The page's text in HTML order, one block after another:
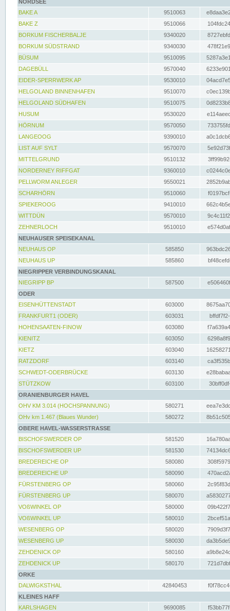
NORDSEE
BAKE A
9510063
BAKE Z
9510066
BORKUM FISCHERBALJE
9340020
BORKUM SÜDSTRAND
9340030
BÜSUM
9510095
DAGEBÜLL
9570040
EIDER-SPERRWERK AP
9530010
HELGOLAND BINNENHAFEN
9510070
HELGOLAND SÜDHAFEN
9510075
HUSUM
9530020
HÖRNUM
9570050
LANGEOOG
9390010
LIST AUF SYLT
9570070
MITTELGRUND
9510132
NORDERNEY RIFFGAT
9360010
PELLWORM ANLEGER
9550021
SCHARHÖRN
9510060
SPIEKEROOG
9410010
WITTDÜN
9570010
ZEHNERLOCH
9510010
NEUHAUSER SPEISEKANAL
NEUHAUS OP
585850
NEUHAUS UP
585860
NIEGRIPPER VERBINDUNGSKANAL
NIEGRIPP BP
587500
ODER
EISENHÜTTENSTADT
603000
FRANKFURT1 (ODER)
603031
HOHENSAATEN-FINOW
603080
KIENITZ
603050
KIETZ
603040
RATZDORF
603140
SCHWEDT-ODERBRÜCKE
603130
STÜTZKOW
603100
ORANIENBURGER HAVEL
OHV KM 3.014 (HOCHSPANNUNG)
580271
OHv km 1.467 (Blaues Wunder)
580272
OBERE HAVEL-WASSERSTRASSE
BISCHOFSWERDER OP
581520
BISCHOFSWERDER UP
581530
BREDEREICHE OP
580080
BREDEREICHE UP
580090
FÜRSTENBERG OP
580060
FÜRSTENBERG UP
580070
VOßWINKEL OP
580000
VOßWINKEL UP
580010
WESENBERG OP
580020
WESENBERG UP
580030
ZEHDENICK OP
580160
ZEHDENICK UP
580170
ORKE
DALWIGKSTHAL
42840453
KLEINES HAFF
KARLSHAGEN
9690085